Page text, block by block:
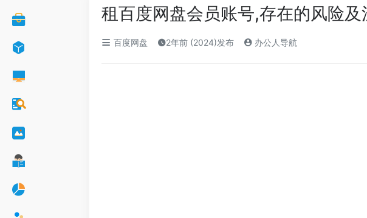
租百度网盘会员账号,存在的风险及
百度网盘 2年前 (2024)发布 办公人导航